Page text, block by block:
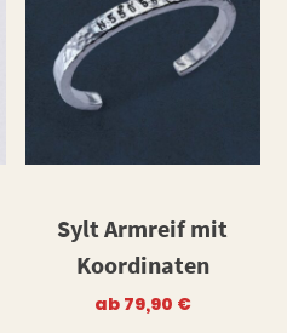
Sylt Armreif mit
Koordinaten
ab 79,90 €